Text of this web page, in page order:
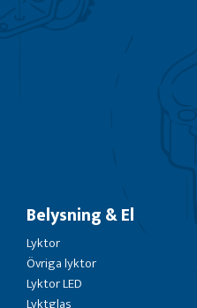
Belysning & El
Lyktor
Övriga lyktor
Lyktor LED